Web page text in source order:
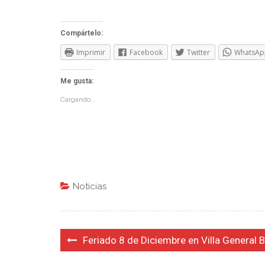
Compártelo:
Imprimir Facebook Twitter
Me gusta:
Cargando...
Noticias
Navegación
Feriado 8 de Diciembre en Villa General